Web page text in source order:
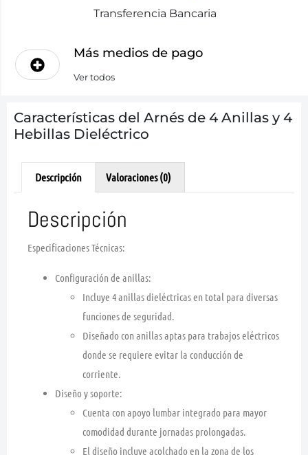
Transferencia Bancaria
Más medios de pago
Ver todos
Características del Arnés de 4 Anillas y 4
Hebillas Dieléctrico
Descripción Valoraciones (0)
Descripción
Especificaciones Técnicas:
Configuración de anillas:
Incluye 4 anillas dieléctricas en total para diversas
funciones de seguridad.
Diseñado con anillas aptas para trabajos eléctricos
donde se requiere evitar la conducción de
corriente.
Diseño y soporte:
Cuenta con apoyo lumbar integrado para mayor
comodidad durante jornadas prolongadas.
El diseño incluye acolchado en la zona de los